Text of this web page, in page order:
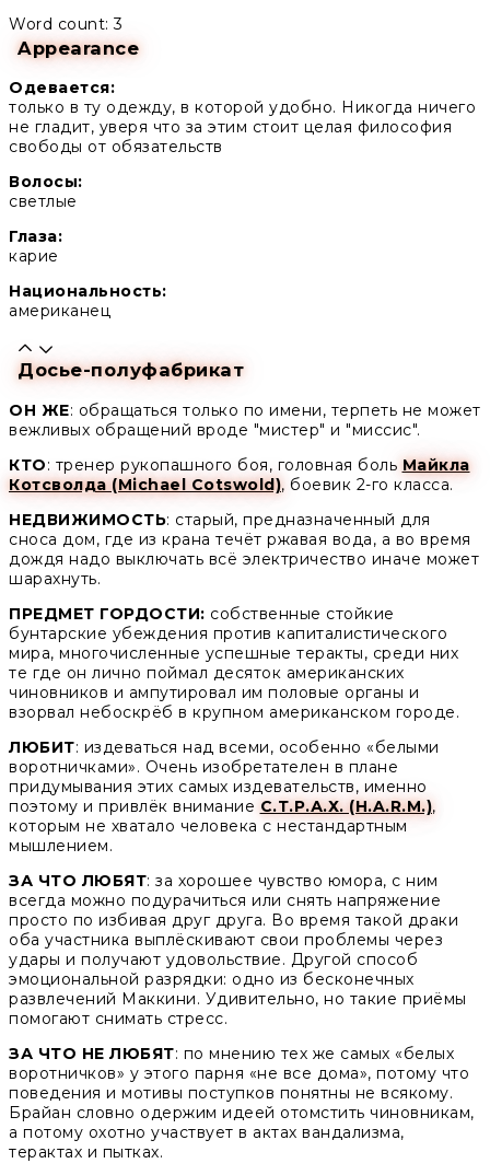
Word count: 3
Appearance
Одевается:
только в ту одежду, в которой удобно. Никогда ничего
не гладит, уверя что за этим стоит целая философия
свободы от обязательств
Волосы:
светлые
Глаза:
карие
Национальность:
американец
Досье-полуфабрикат
ОН ЖЕ: обращаться только по имени, терпеть не может
вежливых обращений вроде "мистер" и "миссис".
КТО: тренер рукопашного боя, головная боль Майкла
Котсволда (Michael Cotswold), боевик 2-го класса.
НЕДВИЖИМОСТЬ: старый, предназначенный для
сноса дом, где из крана течёт ржавая вода, а во время
дождя надо выключать всё электричество иначе может
шарахнуть.
ПРЕДМЕТ ГОРДОСТИ: собственные стойкие
бунтарские убеждения против капиталистического
мира, многочисленные успешные теракты, среди них
те где он лично поймал десяток американских
чиновников и ампутировал им половые органы и
взорвал небоскрёб в крупном американском городе.
ЛЮБИТ: издеваться над всеми, особенно «белыми
воротничками». Очень изобретателен в плане
придумывания этих самых издевательств, именно
поэтому и привлёк внимание С.Т.Р.А.Х. (H.A.R.M.),
которым не хватало человека с нестандартным
мышлением.
ЗА ЧТО ЛЮБЯТ: за хорошее чувство юмора, с ним
всегда можно подурачиться или снять напряжение
просто по избивая друг друга. Во время такой драки
оба участника выплёскивают свои проблемы через
удары и получают удовольствие. Другой способ
эмоциональной разрядки: одно из бесконечных
развлечений Маккини. Удивительно, но такие приёмы
помогают снимать стресс.
ЗА ЧТО НЕ ЛЮБЯТ: по мнению тех же самых «белых
воротничков» у этого парня «не все дома», потому что
поведения и мотивы поступков понятны не всякому.
Брайан словно одержим идеей отомстить чиновникам,
а потому охотно участвует в актах вандализма,
терактах и пытках.